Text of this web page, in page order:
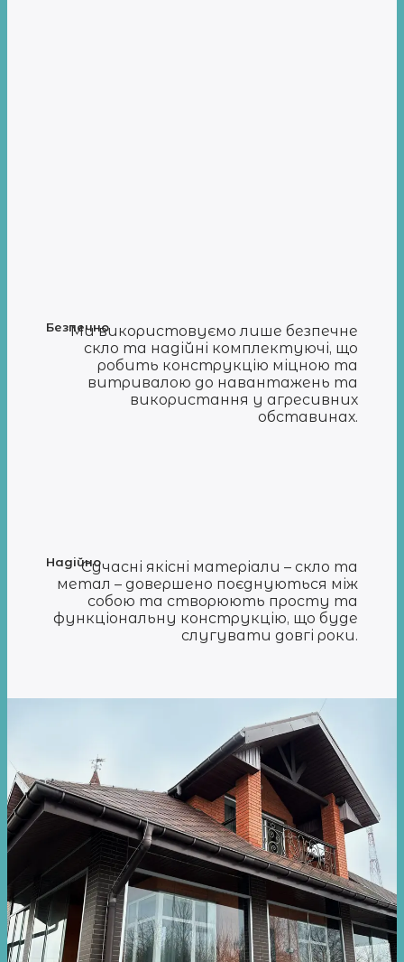
Безпечно
Ми використовуємо лише безпечне
скло та надійні комплектуючі, що
робить конструкцію міцною та
витривалою до навантажень та
використання у агресивних
обставинах.
НадійноСучасні якісні матеріали – скло та
метал – довершено поєднуються між
собою та створюють просту та
функціональну конструкцію, що буде
слугувати довгі роки.